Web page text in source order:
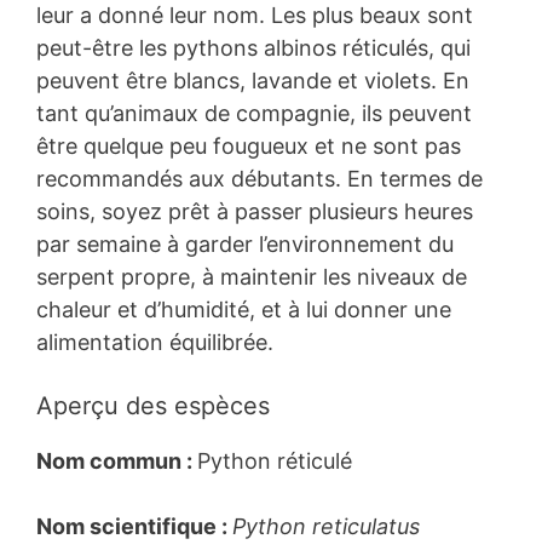
leur a donné leur nom. Les plus beaux sont
peut-être les pythons albinos réticulés, qui
peuvent être blancs, lavande et violets. En
tant qu’animaux de compagnie, ils peuvent
être quelque peu fougueux et ne sont pas
recommandés aux débutants. En termes de
soins, soyez prêt à passer plusieurs heures
par semaine à garder l’environnement du
serpent propre, à maintenir les niveaux de
chaleur et d’humidité, et à lui donner une
alimentation équilibrée.
Aperçu des espèces
Nom commun : Python réticulé
Nom scientifique : Python reticulatus